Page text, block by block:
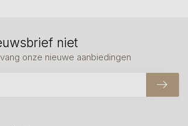
niet
onze nieuwe aanbiedingen